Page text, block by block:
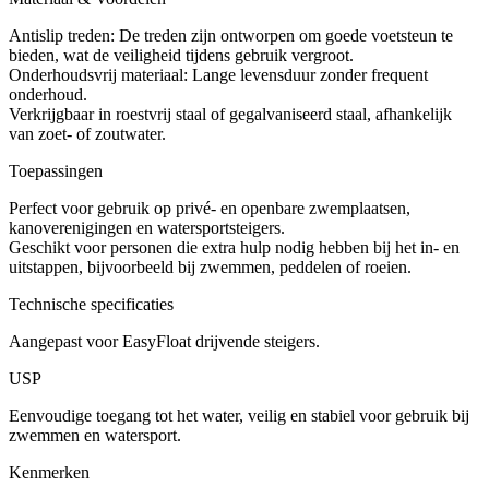
Antislip treden: De treden zijn ontworpen om goede voetsteun te
bieden, wat de veiligheid tijdens gebruik vergroot.
Onderhoudsvrij materiaal: Lange levensduur zonder frequent
onderhoud.
Verkrijgbaar in roestvrij staal of gegalvaniseerd staal, afhankelijk
van zoet- of zoutwater.
Toepassingen
Perfect voor gebruik op privé- en openbare zwemplaatsen,
kanoverenigingen en watersportsteigers.
Geschikt voor personen die extra hulp nodig hebben bij het in- en
uitstappen, bijvoorbeeld bij zwemmen, peddelen of roeien.
Technische specificaties
Aangepast voor EasyFloat drijvende steigers.
USP
Eenvoudige toegang tot het water, veilig en stabiel voor gebruik bij
zwemmen en watersport.
Kenmerken